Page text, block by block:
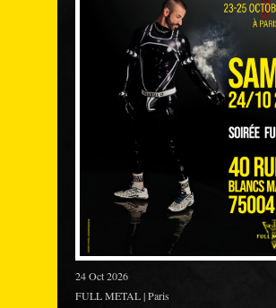
24 Oct 2026
FULL METAL | Paris